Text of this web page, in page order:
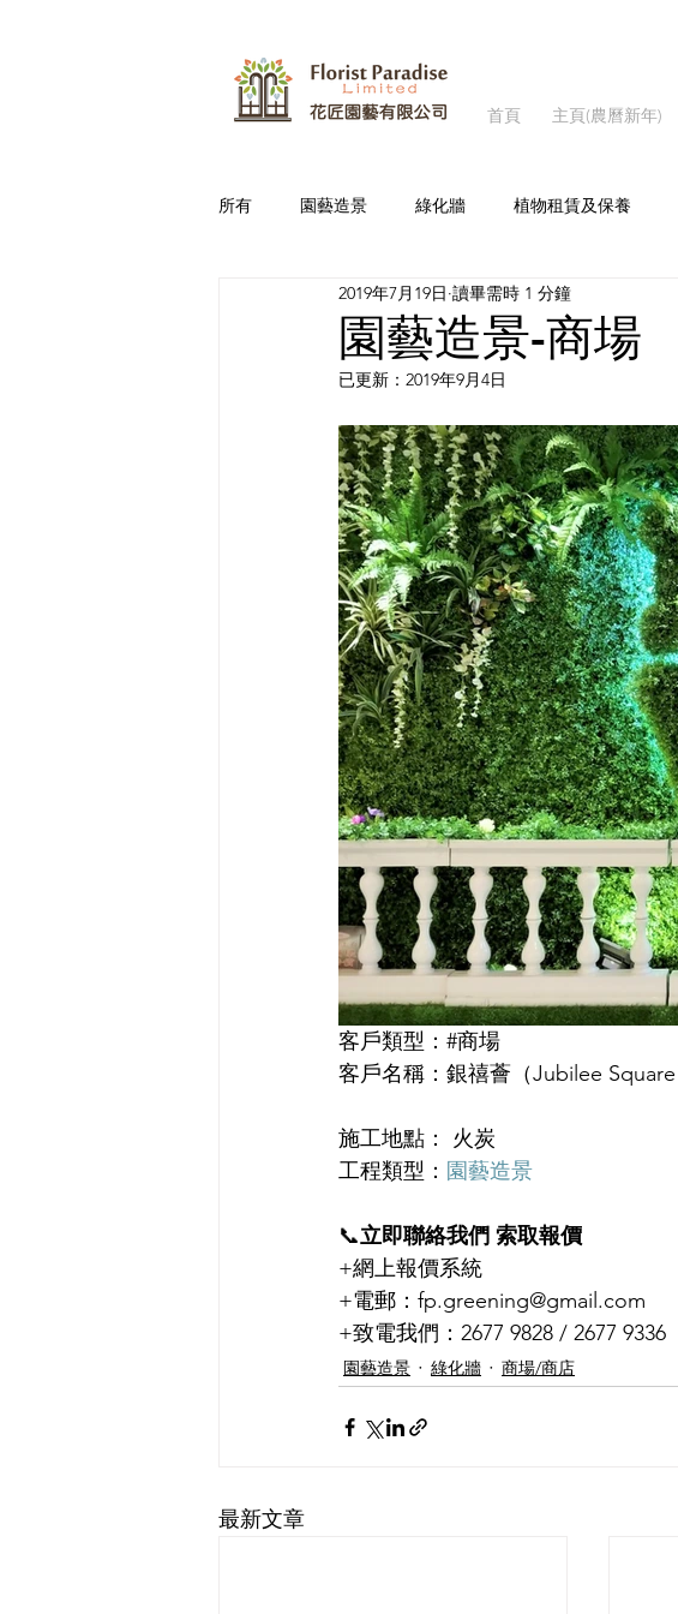
首頁 主頁(農曆新年)
所有 園藝造景 綠化牆 植物租賃及保養
商場/商店 政府 辦公室 家居
園藝造景-商場
2019年7月19日 讀畢需時 1 分鐘
已更新： 2019年9月4日
客戶類型：#商場
客戶名稱：銀禧薈（Jubilee Square
施工地點： 火炭
工程類型： 園藝造景
📞立即聯絡我們 索取報價
+網上報價系統
+電郵：fp.greening@gmail.com
+致電我們：2677 9828 / 2677 9336
園藝造景 綠化牆 商場/商店
最新文章